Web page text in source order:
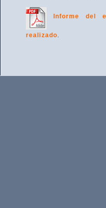
Informe del
realizado.